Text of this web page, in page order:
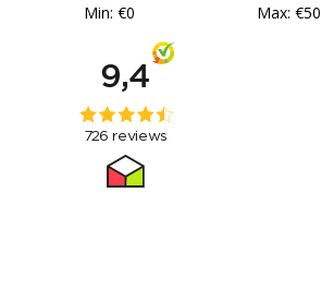
Min: €0 Max: €50